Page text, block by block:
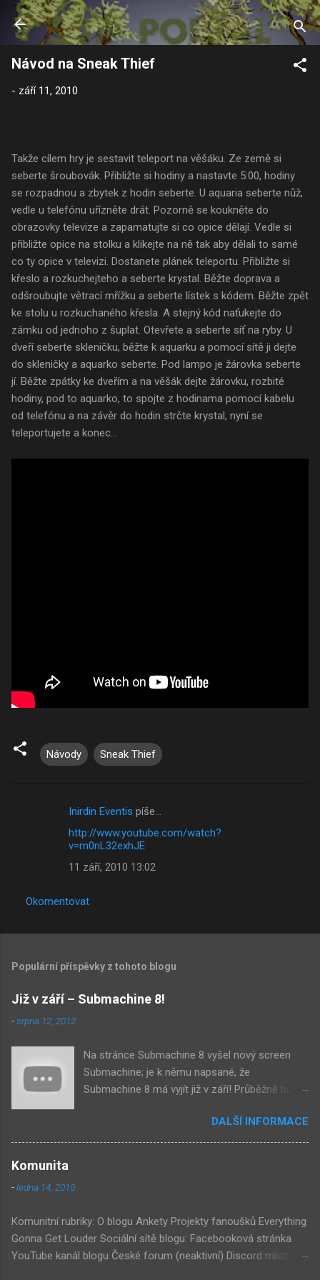
Přeskočit na hlavní obsah
Návod na Sneak Thief
- září 11, 2010
Takže cílem hry je sestavit teleport na věšáku. Ze země si
seberte šroubovák. Přibližte si hodiny a nastavte 5:00, hodiny
se rozpadnou a zbytek z hodin seberte. U aquaria seberte nůž,
vedle u telefónu uřízněte drát. Pozorně se koukněte do
obrazovky televize a zapamatujte si co opice dělají. Vedle si
přibližte opice na stolku a klikejte na ně tak aby dělali to samé
co ty opice v televizi. Dostanete plánek teleportu. Přibližte si
křeslo a rozkuchejteho a seberte krystal. Běžte doprava a
odšroubujte větrací mřížku a seberte lístek s kódem. Běžte zpět
ke stolu u rozkuchaného křesla. A stejný kód naťukejte do
zámku od jednoho z šuplat. Otevřete a seberte síť na ryby. U
dveří seberte skleničku, běžte k aquarku a pomocí sítě ji dejte
do skleničky a aquarko seberte. Pod lampo je žárovka seberte
jí. Běžte zpátky ke dveřím a na věšák dejte žárovku, rozbité
hodiny, pod to aquarko, to spojte z hodinama pomocí kabelu
od telefónu a na závěr do hodin strčte krystal, nyní se
teleportujete a konec...
Návody Sneak Thief
n
Inirdin Eventis píše…
http://www.youtube.com/watch?
v=m0nL32exhJE
11 září, 2010 13:02
Okomentovat
Populární příspěvky z tohoto blogu
Již v září – Submachine 8!
-srpna 12, 2012
Na stránce Submachine 8 vyšel nový screen
Submachine; je k němu napsané, že
Submachine 8 má vyjít již v září! Průběžně budu
zveřejněný materiál ze Submachine 8. Zvukové
pozadí menu. První screen, který se na stránce
v DaymareTown 1 ( stránka sub8 ) Screen, který
se objevil jako ikona her na PastelPortal.com,
vypadá to snad že vystoupíme z Liziny lodi,
DALŠÍ INFORMACE
Komunita
-ledna 14, 2010
Komunitní rubriky: O blogu Ankety Projekty fanoušků Everything
Gonna Get Louder Sociální sítě blogu: Facebooková stránka
YouTube kanál blogu České forum (neaktivní) Discord místnost